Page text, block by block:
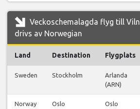
Veckoschemalagda flyg till
drivs av Norwegian
Land Destination Flygplats
Sweden Stockholm
Arlanda
(ARN)
Norway Oslo
Oslo